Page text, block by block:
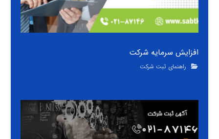
افزایش سرمایه شرکت
راهنمای ثبت شرکت